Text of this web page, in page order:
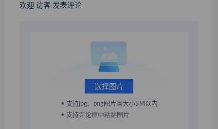
欢迎 访客 发表评论
选择图片
• 支持jpg、png图片且大小5M以内
• 支持评论框中粘贴图片